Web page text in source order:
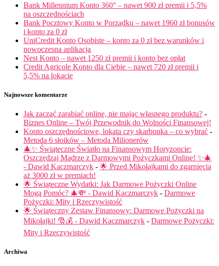
Bank Millennium Konto 360° – nawet 900 zł premii i 5,5%
na oszczędnościach
Bank Pocztowy Konto w Porządku – nawet 1960 zł bonusów
i konto za 0 zł
UniCredit Konto Osobiste – konto za 0 zł bez warunków i
nowoczesna aplikacja
Nest Konto – nawet 1250 zł premii i konto bez opłat
Credit Agricole Konto dla Ciebie – nawet 720 zł premii i
5,5% na lokacie
Najnowsze komentarze
Jak zacząć zarabiać online, nie mając własnego produktu? -
Biznes Online – Twój Przewodnik do Wolności Finansowej!
Konto oszczędnościowe, lokata czy skarbonka – co wybrać -
Metoda 6 słoików – Metoda Milionerów
🎄✨ Świąteczne Światło na Finansowym Horyzoncie:
Oszczędzaj Mądrze z Darmowymi Pożyczkami Online! ✨🎄
- Dawid Kaczmarczyk - 🌟 Przed Mikołajkami do zgarnięcia
aż 3000 zł w premiach!
🌟 Świąteczne Wydatki: Jak Darmowe Pożyczki Online
Mogą Pomóc? 🎄💸 - Dawid Kaczmarczyk - Darmowe
Pożyczki: Mity i Rzeczywistość
🌟 Świąteczny Zestaw Finansowy: Darmowe Pożyczki na
Mikołajki! 🎅💰 - Dawid Kaczmarczyk - Darmowe Pożyczki:
Mity i Rzeczywistość
Archiwa